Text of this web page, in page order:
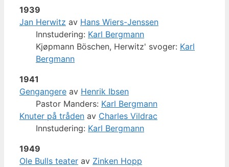
1939
Jan Herwitz av Hans Wiers-Jenssen
Innstudering: Karl Bergmann
Kjøpmann Böschen, Herwitz' svoger: Karl
Bergmann
1941
Gengangere av Henrik Ibsen
Pastor Manders: Karl Bergmann
Knuter på tråden av Charles Vildrac
Innstudering: Karl Bergmann
1949
Ole Bulls teater av Zinken Hopp